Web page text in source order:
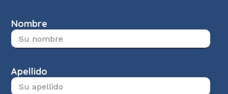
Nombre
Apellido